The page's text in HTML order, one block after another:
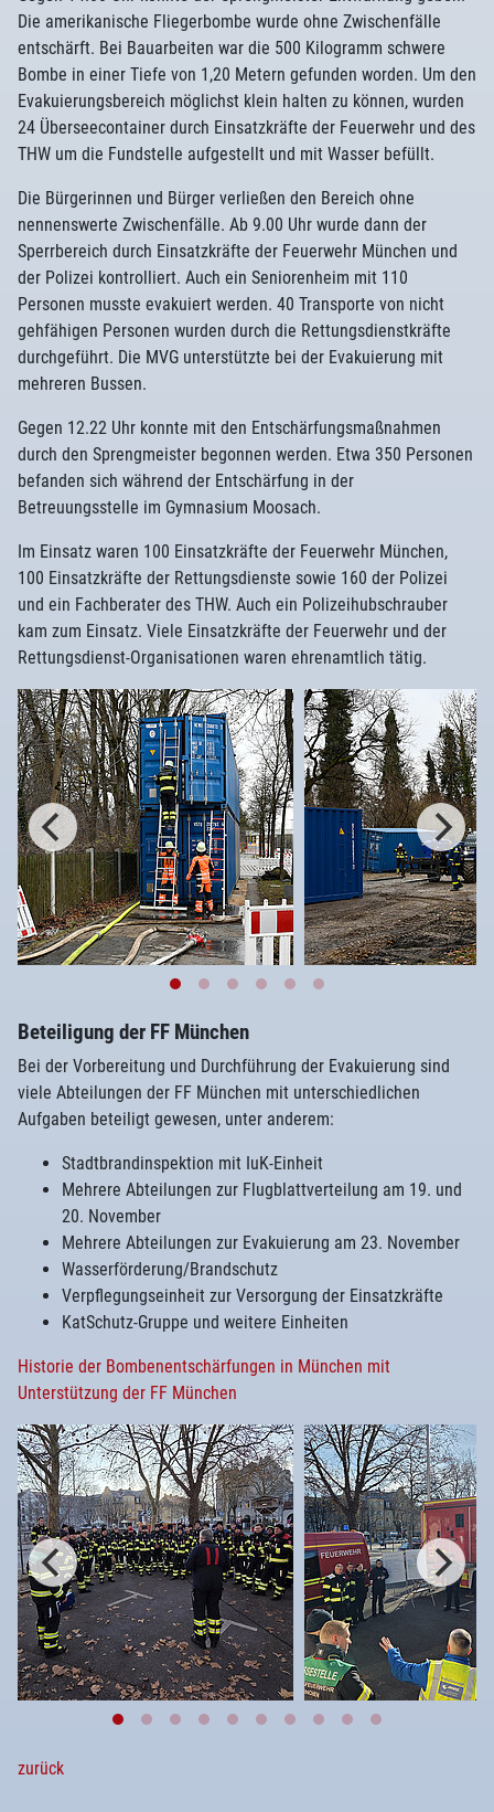
Die amerikanische Fliegerbombe wurde ohne Zwischenfälle
entschärft. Bei Bauarbeiten war die 500 Kilogramm schwere
Bombe in einer Tiefe von 1,20 Metern gefunden worden. Um den
Evakuierungsbereich möglichst klein halten zu können, wurden
24 Überseecontainer durch Einsatzkräfte der Feuerwehr und des
THW um die Fundstelle aufgestellt und mit Wasser befüllt.
Die Bürgerinnen und Bürger verließen den Bereich ohne
nennenswerte Zwischenfälle. Ab 9.00 Uhr wurde dann der
Sperrbereich durch Einsatzkräfte der Feuerwehr München und
der Polizei kontrolliert. Auch ein Seniorenheim mit 110
Personen musste evakuiert werden. 40 Transporte von nicht
gehfähigen Personen wurden durch die Rettungsdienstkräfte
durchgeführt. Die MVG unterstützte bei der Evakuierung mit
mehreren Bussen.
Gegen 12.22 Uhr konnte mit den Entschärfungsmaßnahmen
durch den Sprengmeister begonnen werden. Etwa 350 Personen
befanden sich während der Entschärfung in der
Betreuungsstelle im Gymnasium Moosach.
Im Einsatz waren 100 Einsatzkräfte der Feuerwehr München,
100 Einsatzkräfte der Rettungsdienste sowie 160 der Polizei
und ein Fachberater des THW. Auch ein Polizeihubschrauber
kam zum Einsatz. Viele Einsatzkräfte der Feuerwehr und der
Rettungsdienst-Organisationen waren ehrenamtlich tätig.
Beteiligung der FF München
Bei der Vorbereitung und Durchführung der Evakuierung sind
viele Abteilungen der FF München mit unterschiedlichen
Aufgaben beteiligt gewesen, unter anderem:
Stadtbrandinspektion mit IuK-Einheit
Mehrere Abteilungen zur Flugblattverteilung am 19. und
20. November
Mehrere Abteilungen zur Evakuierung am 23. November
Wasserförderung/Brandschutz
Verpflegungseinheit zur Versorgung der Einsatzkräfte
KatSchutz-Gruppe und weitere Einheiten
Historie der Bombenentschärfungen in München mit
Unterstützung der FF München
zurück